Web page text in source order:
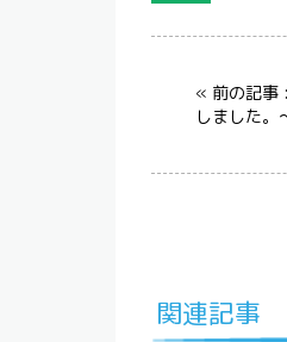
« 前の記事
しました。
関連記事